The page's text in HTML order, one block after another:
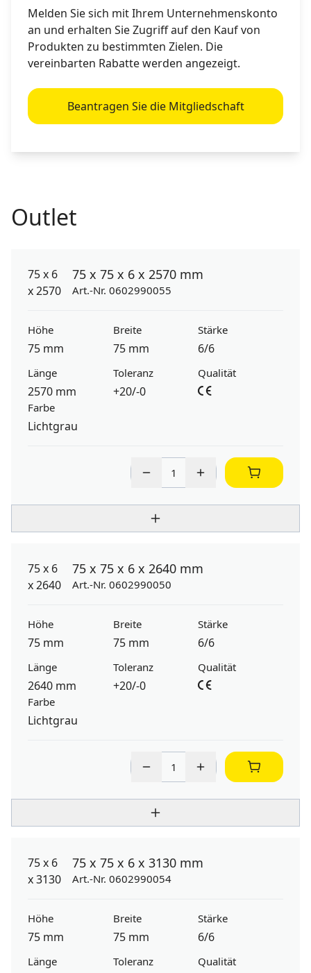
Melden Sie sich mit Ihrem Unternehmenskonto
an und erhalten Sie Zugriff auf den Kauf von
Produkten zu bestimmten Zielen. Die
vereinbarten Rabatte werden angezeigt.
Beantragen Sie die Mitgliedschaft
Outlet
75 x 75 x 6 x 2570 mm
Art.-Nr. 0602990055
Höhe
75 mm
Breite
75 mm
Stärke
6/6
Länge
2570 mm
Toleranz
+20/-0
Qualität
Farbe
Lichtgrau
75 x 75 x 6 x 2640 mm
Art.-Nr. 0602990050
Höhe
75 mm
Breite
75 mm
Stärke
6/6
Länge
2640 mm
Toleranz
+20/-0
Qualität
Farbe
Lichtgrau
75 x 75 x 6 x 3130 mm
Art.-Nr. 0602990054
Höhe
75 mm
Breite
75 mm
Stärke
6/6
Länge Toleranz Qualität